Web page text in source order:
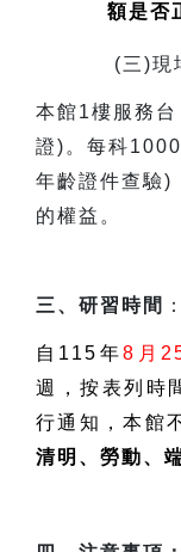
額是否
(三)現
本館1樓服務
證)。每科
年齡證件查驗)
的權益。
三、研習時間 ：
自115年8月
週，按表列時
行通知，本館
清明、勞動、